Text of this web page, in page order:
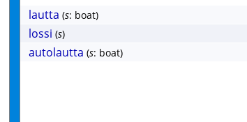
lautta (s: boat)
lossi (s)
autolautta (s: boat)